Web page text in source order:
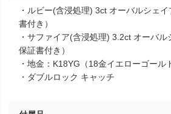
・ルビー(含浸処理) 3ct オーバルシェ
書付き）
・サファイア(含浸処理) 3.2ct オーバ
保証書付き）
・地金：K18YG（18金イエローゴール
・ダブルロック キャッチ